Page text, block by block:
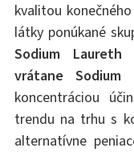
kvalitou
látky ponúkané
Sodium Laureth
vrátane Sodium
koncentráciou
trendu na trhu s
alternatívne